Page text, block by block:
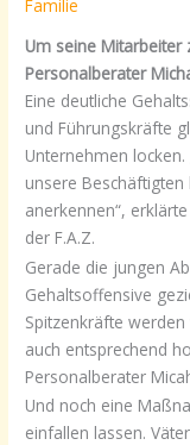
Familie
Um seine
Personalberater
Eine deutliche
und Führungskräfte
Unternehmen
unsere
anerkennen“,
der F.A.Z.
Gerade die jungen
Gehaltsoffensive
Spitzenkräfte
auch entsprechend
Personalberater
Und noch eine
einfallen lassen.